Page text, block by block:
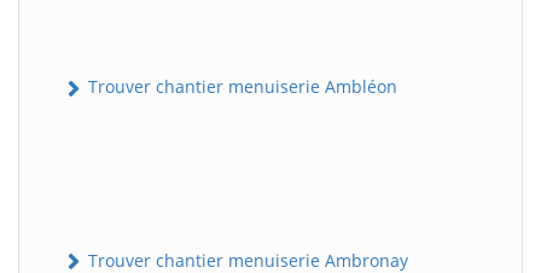
Trouver chantier menuiserie Ambléon
Trouver chantier menuiserie Ambronay